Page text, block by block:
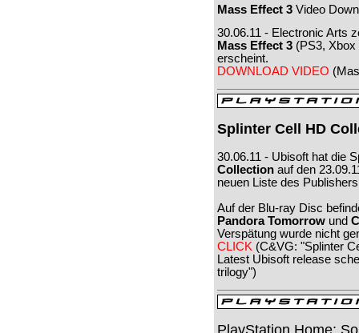
Mass Effect 3 Video
30.06.11 - Electronic Arts
Mass Effect 3 (PS3, Xbox
erscheint.
DOWNLOAD VIDEO
Splinter Cell HD
30.06.11 - Ubisoft hat die
Collection auf den
neuen Liste des
Auf der Blu-ray Disc
Pandora Tomorrow und
Verspätung wurde nicht
CLICK (C&VG: "Splinter
Latest Ubisoft release
trilogy")
PlayStation Home: